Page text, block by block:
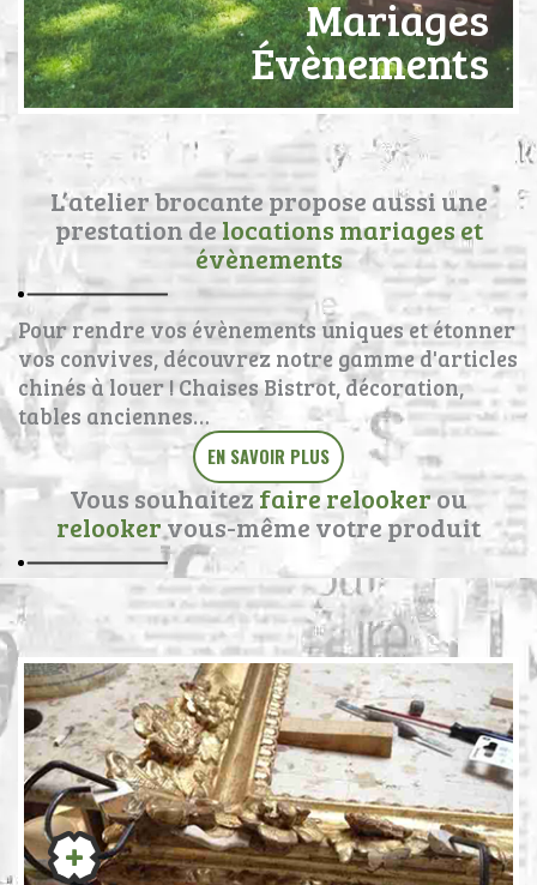
Mariages
Évènements
L’atelier brocante propose aussi une
prestation de locations mariages et
évènements
Pour rendre vos évènements uniques et étonner
vos convives, découvrez notre gamme d'articles
chinés à louer ! Chaises Bistrot, décoration,
tables anciennes…
EN SAVOIR PLUS
Vous souhaitez faire relookerou
relookervous-même votre produit